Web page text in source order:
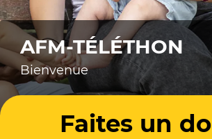
AFM-TÉLÉTHON
Bienvenue
Faites un